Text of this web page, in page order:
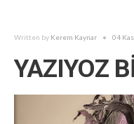
Written by Kerem Kaynar • 04
YAZIYOZ